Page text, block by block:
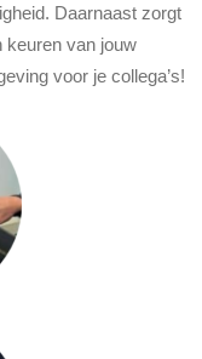
Daarnaast zorgt
keuren van jouw
voor je collega’s!